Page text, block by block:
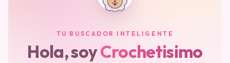
TU BUSCADOR INTELIGENTE
Hola, soyCrochetisimo